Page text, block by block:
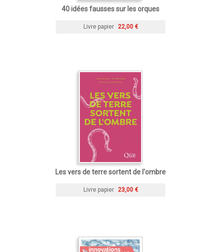
40 idées fausses sur les orques
Livre papier 22,00 €
Les vers de terre sortent de l'ombre
Livre papier 23,00 €